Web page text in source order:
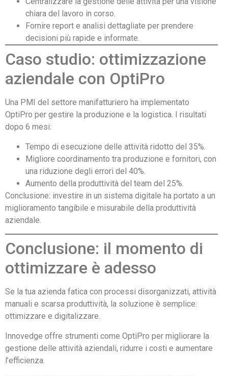
chiara del lavoro in corso.
Fornire report e analisi dettagliate per prendere
decisioni più rapide e informate.
Caso studio: ottimizzazione
aziendale con OptiPro
Una PMI del settore manifatturiero ha implementato
OptiPro per gestire la produzione e la logistica. I risultati
dopo 6 mesi:
Tempo di esecuzione delle attività ridotto del 35%.
Migliore coordinamento tra produzione e fornitori, con
una riduzione degli errori del 40%.
Aumento della produttività del team del 25%.
Conclusione: investire in un sistema digitale ha portato a un
miglioramento tangibile e misurabile della produttività
aziendale.
Conclusione: il momento di
ottimizzare è adesso
Se la tua azienda fatica con processi disorganizzati, attività
manuali e scarsa produttività, la soluzione è semplice:
ottimizzare e digitalizzare.
Innovedge offre strumenti come OptiPro per migliorare la
gestione delle attività aziendali, ridurre i costi e aumentare
l’efficienza.